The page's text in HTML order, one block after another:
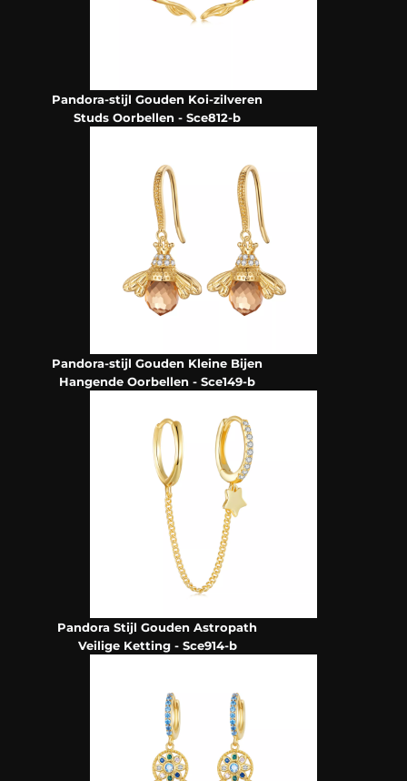
Pandora-stijl Gouden Koi-zilveren
Studs Oorbellen - Sce812-b
Pandora-stijl Gouden Kleine Bijen
Hangende Oorbellen - Sce149-b
Pandora Stijl Gouden Astropath
Veilige Ketting - Sce914-b